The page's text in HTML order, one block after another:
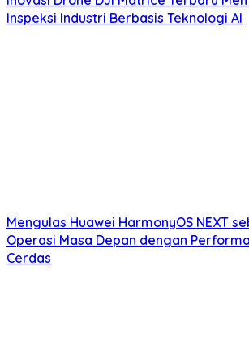
Inspeksi Industri Berbasis Teknologi AI
Mengulas Huawei HarmonyOS NEXT
Operasi Masa Depan dengan
Cerdas